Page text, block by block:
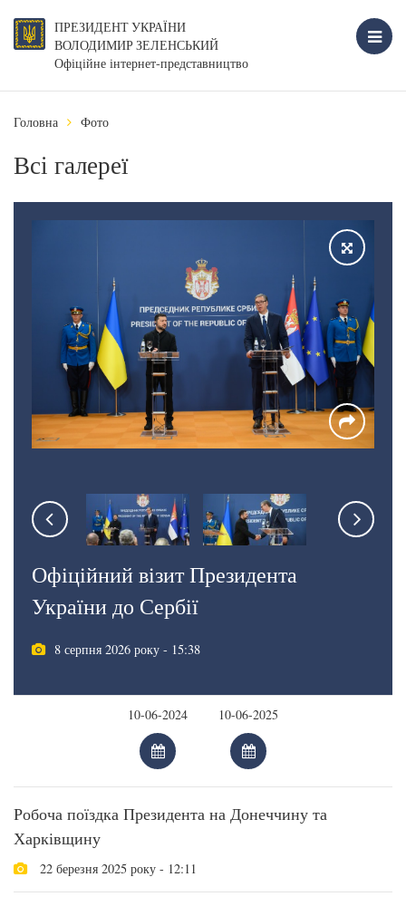
ПРЕЗИДЕНТ УКРАЇНИ
ВОЛОДИМИР ЗЕЛЕНСЬКИЙ
Офіційне інтернет-представництво
Головна Фото
Всі галереї
Офіційний візит Президента
України до Сербії
8 серпня 2026 року - 15:38
Робоча поїздка Президента на Донеччину та
Харківщину
22 березня 2025 року - 12:11